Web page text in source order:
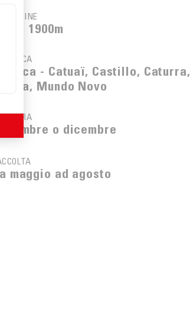
- 1900m
- Catuaï, Castillo, Caturra,
Mundo Novo
o dicembre
maggio ad agosto